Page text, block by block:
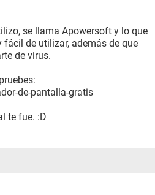
se llama Apowersoft y lo que
fácil de utilizar, además de que
de virus.
de-pantalla-gratis
te fue. :D